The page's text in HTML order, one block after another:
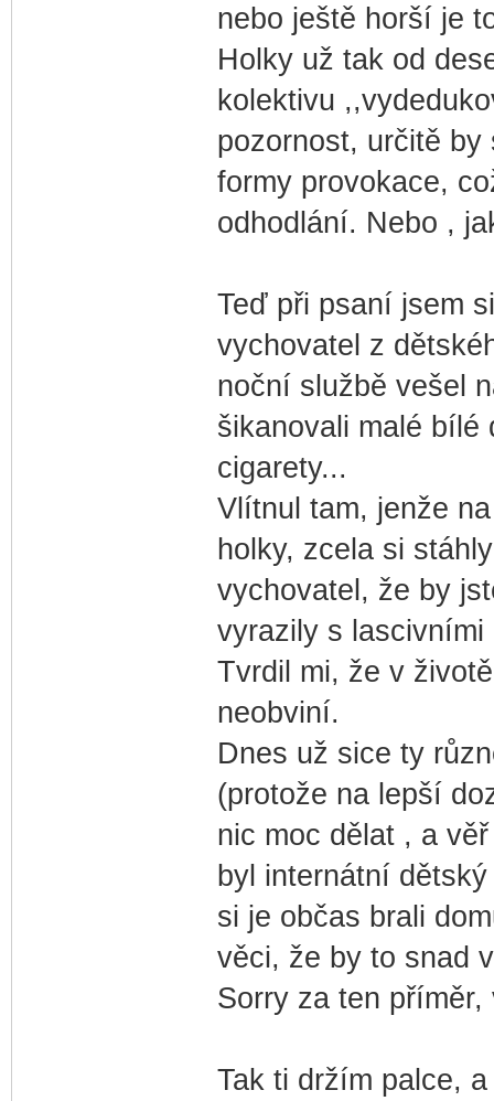
nebo ještě horší je
Holky už tak od
kolektivu
pozornost, určitě
formy provokace,
odhodlání. Nebo ,
Teď při psaní jsem
vychovatel z
noční službě vešel
šikanovali malé bílé
cigarety...
Vlítnul tam, jenže
holky, zcela si
vychovatel, že by
vyrazily s lascivními
Tvrdil mi, že v
neobviní.
Dnes už sice ty
(protože na lepší
nic moc dělat , a
byl internátní
si je občas brali
věci, že by to snad
Sorry za ten
Tak ti držím palce,